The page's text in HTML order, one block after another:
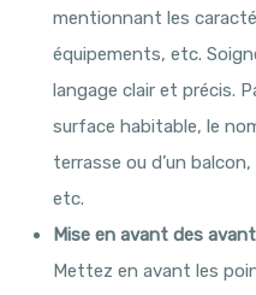
mentionnant les
équipements, etc.
langage clair et précis.
surface habitable, le
terrasse ou d’un
etc.
Mise en avant des
Mettez en avant les